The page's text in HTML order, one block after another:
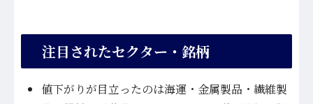
注目されたセクター・銘柄
値下がりが目立ったのは海運・金属製品・繊維製